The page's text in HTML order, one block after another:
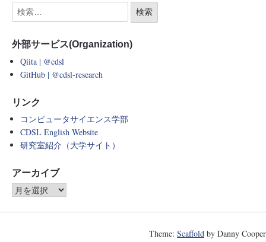
外部サービス(Organization)
Qiita | @cdsl
GitHub | @cdsl-research
リンク
コンピュータサイエンス学部
CDSL English Website
研究室紹介（大学サイト）
アーカイブ
Theme: Scaffold by Danny Cooper